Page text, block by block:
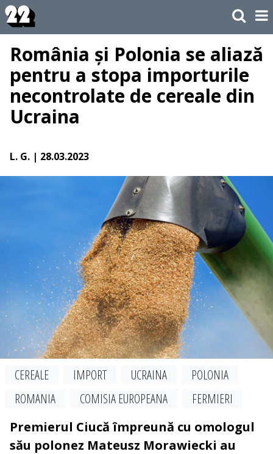
România și Polonia se aliază
pentru a stopa importurile
necontrolate de cereale din
Ucraina
L. G. | 28.03.2023
CEREALE IMPORT UCRAINA
POLONIA
ROMANIA
COMISIA EUROPEANA
FERMIERI
Premierul Ciucă împreună cu omologul
său polonez Mateusz Morawiecki au